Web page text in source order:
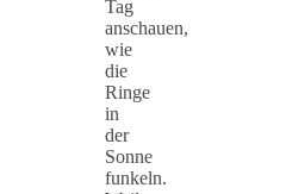
Tag
anschauen,
wie
die
Ringe
in
der
Sonne
funkeln.